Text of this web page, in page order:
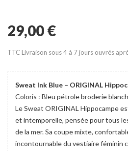
29,00 €
TTC Livraison sous 4 à 7 jours ouvrés
Sweat Ink Blue – ORIGINAL
Coloris : Bleu pétrole broderie
Le Sweat ORIGINAL Hippocampe
et intemporelle, pensée pour tous
de la mer. Sa coupe mixte,
incontournable du vestiaire féminin